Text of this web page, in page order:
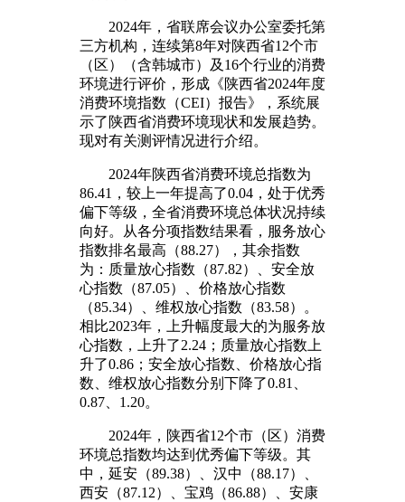
2024年，省联席会议办公室委托第
三方机构，连续第8年对陕西省12个市
（区）（含韩城市）及16个行业的消费
环境进行评价，形成《陕西省2024年度
消费环境指数（CEI）报告》，系统展
示了陕西省消费环境现状和发展趋势。
现对有关测评情况进行介绍。
2024年陕西省消费环境总指数为
86.41，较上一年提高了0.04，处于优秀
偏下等级，全省消费环境总体状况持续
向好。从各分项指数结果看，服务放心
指数排名最高（88.27），其余指数
为：质量放心指数（87.82）、安全放
心指数（87.05）、价格放心指数
（85.34）、维权放心指数（83.58）。
相比2023年，上升幅度最大的为服务放
心指数，上升了2.24；质量放心指数上
升了0.86；安全放心指数、价格放心指
数、维权放心指数分别下降了0.81、
0.87、1.20。
2024年，陕西省12个市（区）消费
环境总指数均达到优秀偏下等级。其
中，延安（89.38）、汉中（88.17）、
西安（87.12）、宝鸡（86.88）、安康